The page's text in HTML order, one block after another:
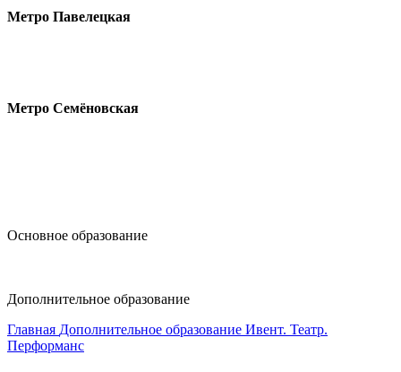
Метро Павелецкая
Метро Семёновская
Основное образование
Дополнительное образование
Главная Дополнительное образование Ивент. Театр.
Перформанс